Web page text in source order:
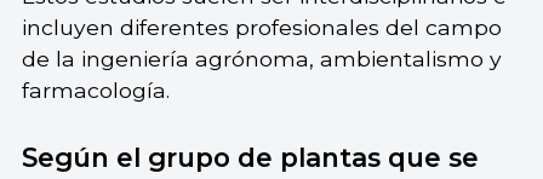
incluyen diferentes profesionales del campo
de la ingeniería agrónoma, ambientalismo y
farmacología.
Según el grupo de plantas que se